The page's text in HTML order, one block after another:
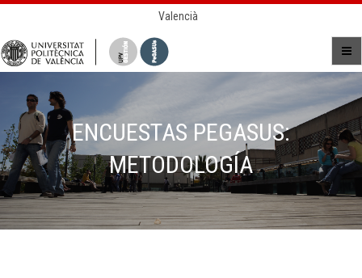
Valencià
ENCUESTAS PEGASUS:
METODOLOGÍA